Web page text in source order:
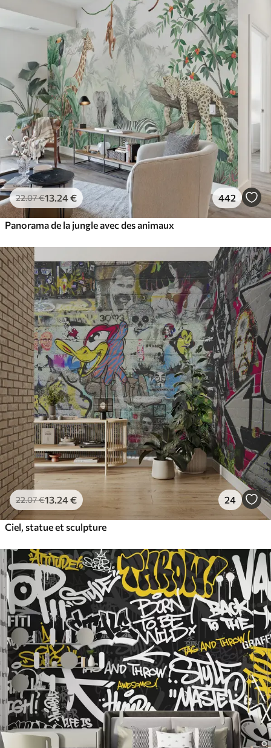
22.07€13.24€ 442
Panorama de la jungle avec des animaux
22.07€13.24€ 24
Ciel, statue et sculpture